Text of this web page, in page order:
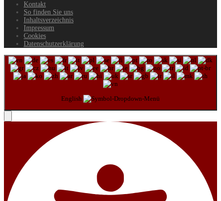
Kontakt
So finden Sie uns
Inhaltsverzeichnis
Impressum
Cookies
Datenschutzerklärung
English